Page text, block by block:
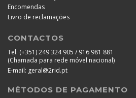
Encomendas
Livro de reclamações
CONTACTOS
Tel: (+351) 249 324 905 / 916 981 881
(Chamada para rede móvel nacional)
E-mail: geral@2rid.pt
MÉTODOS DE PAGAMENTO